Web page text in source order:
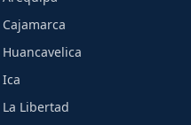
Cajamarca
Huancavelica
Ica
La Libertad